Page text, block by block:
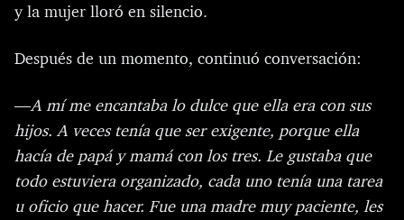
y la mujer lloró en silencio.
Después de un momento, continuó conversación:
—A mí me encantaba lo dulce que ella era con sus
hijos. A veces tenía que ser exigente, porque ella
hacía de papá y mamá con los tres. Le gustaba que
todo estuviera organizado, cada uno tenía una tarea
u oficio que hacer. Fue una madre muy paciente, les